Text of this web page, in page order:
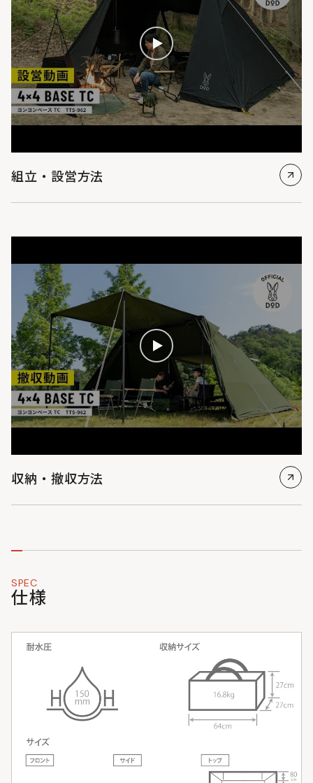
組立・設営方法
収納・撤収方法
SPEC
仕様